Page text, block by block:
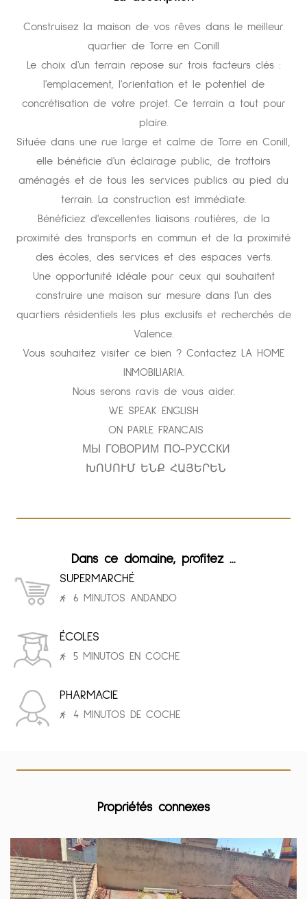
Construisez la maison de vos rêves dans le meilleur
quartier de Torre en Conill
Le choix d'un terrain repose sur trois facteurs clés :
l'emplacement, l'orientation et le potentiel de
concrétisation de votre projet. Ce terrain a tout pour
plaire.
Située dans une rue large et calme de Torre en Conill,
elle bénéficie d'un éclairage public, de trottoirs
aménagés et de tous les services publics au pied du
terrain. La construction est immédiate.
Bénéficiez d'excellentes liaisons routières, de la
proximité des transports en commun et de la proximité
des écoles, des services et des espaces verts.
Une opportunité idéale pour ceux qui souhaitent
construire une maison sur mesure dans l'un des
quartiers résidentiels les plus exclusifs et recherchés de
Valence.
Vous souhaitez visiter ce bien ? Contactez LA HOME
INMOBILIARIA.
Nous serons ravis de vous aider.
WE SPEAK ENGLISH
ON PARLE FRANCAIS
МЫ ГОВОРИМ ПО-РУССКИ
ԽՈՍՈՒՄ ԵՆՔ ՀԱՅԵՐԵՆ
Dans ce domaine, profitez ...
SUPERMARCHÉ
6 MINUTOS ANDANDO
ÉCOLES
5 MINUTOS EN COCHE
PHARMACIE
4 MINUTOS DE COCHE
Propriétés connexes